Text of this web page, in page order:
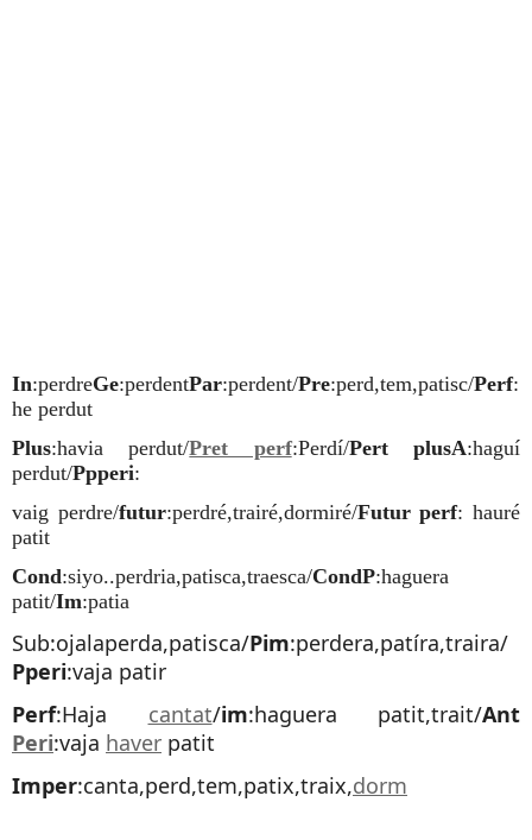
In:perdreGe:perdentPar:perdent/Pre:perd,tem,patisc/Perf:
he perdut
Plus:havia perdut/Pret perf:Perdí/Pert plusA:haguí
perdut/Ppperi:
vaig perdre/futur:perdré,trairé,dormiré/Futur perf: hauré
patit
Cond:siyo..perdria,patisca,traesca/CondP:haguera
patit/Im:patia
Sub:ojalaperda,patisca/Pim:perdera,patíra,traira/
Pperi:vaja patir
Perf:Haja cantat/im:haguera patit,trait/Ant
Peri:vaja haver patit
Imper:canta,perd,tem,patix,traix,dorm